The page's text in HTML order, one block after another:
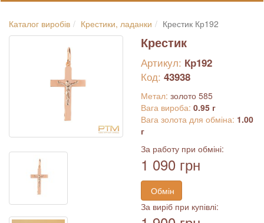
Каталог виробів Крестики, ладанки Крестик Кр192
Крестик
Артикул: Кр192
Код: 43938
Метал: золото 585
Вага вироба: 0.95 г
Вага золота для обміна: 1.00
г
За работу при обміні:
1 090 грн
Обмін
За виріб при купівлі: